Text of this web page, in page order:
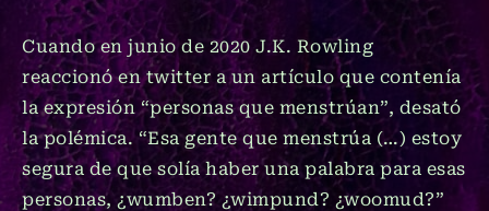
Cuando en junio de 2020 J.K. Rowling
reaccionó en twitter a un artículo que contenía
la expresión “personas que menstrúan”, desató
la polémica. “Esa gente que menstrúa (…) estoy
segura de que solía haber una palabra para esas
personas, ¿wumben? ¿wimpund? ¿woomud?”